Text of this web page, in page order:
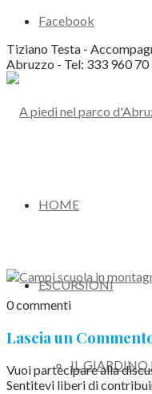
Facebook
Tiziano Testa -
Abruzzo - Tel: 333 960 70
HOME
ESCURSIONI
IL GIARDINO
0commenti
Lascia un
Vuoi partecipare alla
Sentitevi liberi di